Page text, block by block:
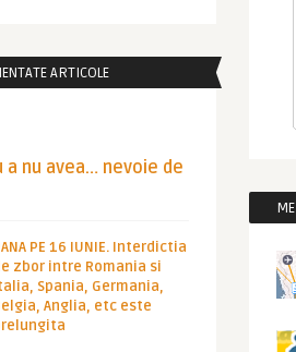
ARTICOLE
a nu avea… nevoie de
PE 16 IUNIE. Interdictia
zbor intre Romania si
Spania, Germania,
Anglia, etc este